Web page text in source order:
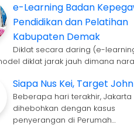
e-Learning Badan
Pendidikan dan Pelatihan
Kabupaten Demak
Diklat secara daring (e-
diklat jarak jauh dimana
Siapa Nus Kei, Target
Beberapa hari terakhir, Jakarta
dihebohkan dengan kasus
penyerangan di Perumah…